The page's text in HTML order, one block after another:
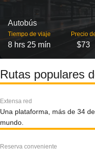
Autobús
Tiempo de viaje
8 hrs 25 mín
Precio
$73
Rutas populares
Extensa red
Una plataforma, más de 34
mundo.
Reserva conveniente